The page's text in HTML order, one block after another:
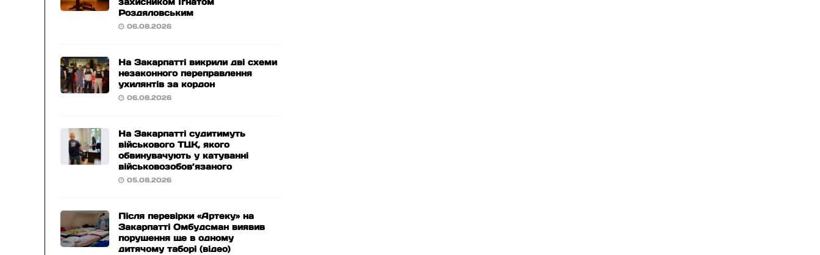
Роздяловським
06.08.2026
На Закарпатті викрили дві схеми
незаконного переправлення
ухилянтів за кордон
06.08.2026
На Закарпатті судитимуть
військового ТЦК, якого
обвинувачують у катуванні
військовозобов’язаного
05.08.2026
Після перевірки «Артеку» на
Закарпатті Омбудсман виявив
порушення ще в одному
дитячому таборі (відео)